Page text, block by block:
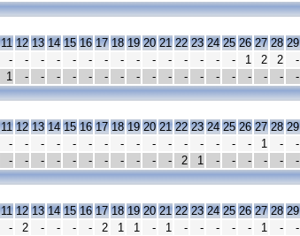
11 12 13 14 15 16 17 18 19 20 21 22 23 24 25 26 27 28 29
- - - - - - - - - - - - - - - 1 2 2 -
1 - - - - - - - - - - - - - - - - - -
11 12 13 14 15 16 17 18 19 20 21 22 23 24 25 26 27 28 29
- - - - - - - - - - - - - - - - 1 - -
- - - - - - - - - - - 2 1 - - - - - -
11 12 13 14 15 16 17 18 19 20 21 22 23 24 25 26 27 28 29
- 2 - - - - 2 1 1 - 1 - - - - - 1 - -